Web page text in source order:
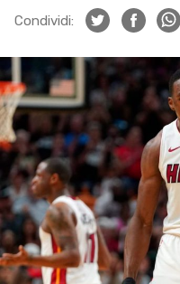
Condividi: